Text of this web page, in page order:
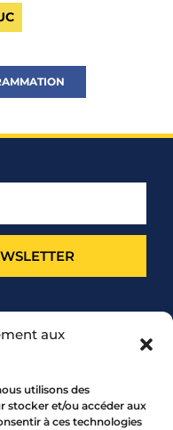
aux
utilisons des
stocker et/ou accéder aux
à ces technologies